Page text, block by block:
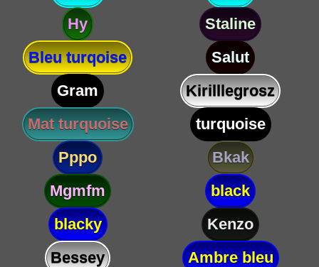
Hy
Staline
Bleu turqoise
Salut
Gram
Kirilllegrosz
Mat turquoise
turquoise
Pppo
Bkak
Mgmfm
black
blacky
Kenzo
Bessey
Ambre bleu